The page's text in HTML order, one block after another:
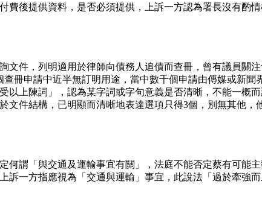
後提供資料，是否必須提供，上訴一方認為署長沒有酌
文件，列明適用於律師向債務人追債而查冊，曾有議員關
冊申請中近半無訂明用途，當中數千個申請由傳媒或新
上陳詞」，認為某字詞或字句意義是否清晰，不能一概
件結構，已明顯而清晰地表達選項只得3個，別無其他，
謂「與交通及運輸事宜有關」，法庭不能否定蔡有可能
一方指應視為「交通與運輸」事宜，此說法「過於牽強